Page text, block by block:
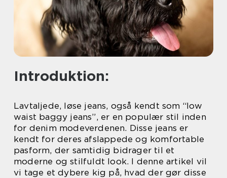
Introduktion:
Lavtaljede, løse jeans, også kendt som “low
waist baggy jeans”, er en populær stil inden
for denim modeverdenen. Disse jeans er
kendt for deres afslappede og komfortable
pasform, der samtidig bidrager til et
moderne og stilfuldt look. I denne artikel vil
vi tage et dybere kig på, hvad der gør disse